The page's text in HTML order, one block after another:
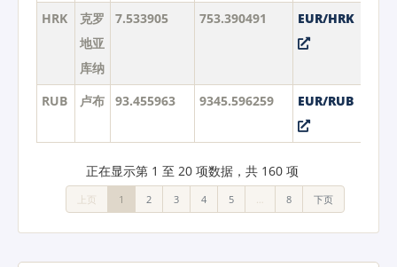
HRK
克罗
地亚
库纳
7.533905 753.390491 EUR/HRK
RUB 卢布 93.455963 9345.596259 EUR/RUB
正在显示第 1 至 20 项数据，共 160 项
上页 1 2 3 4 5 … 8 下页